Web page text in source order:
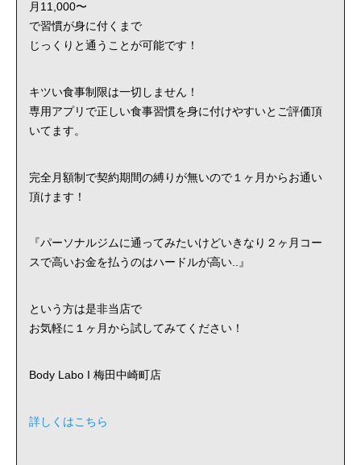
月11,000〜
で習慣が身に付くまで
じっくりと通うことが可能です！
キツい食事制限は一切しません！
専用アプリで正しい食事習慣を身に付けやすいとご評価頂
いてます。
完全月額制で契約期間の縛りが無いので１ヶ月からお通い
頂けます！
『パーソナルジムに通ってみたいけどいきなり２ヶ月コー
スで高いお金を払うのはハードルが高い..』
という方は是非当店で
お気軽に１ヶ月から試してみてください！
Body Labo I 梅田中崎町店
詳しくはこちら